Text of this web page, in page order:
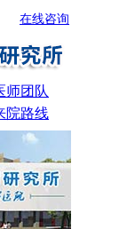
在线咨询
师团队
院路线